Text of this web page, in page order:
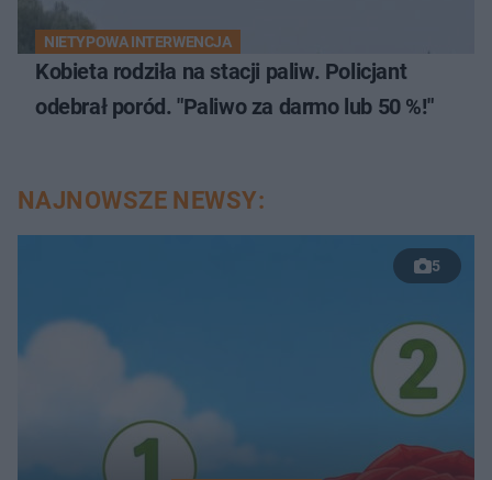
NIETYPOWA INTERWENCJA
Kobieta rodziła na stacji paliw. Policjant
odebrał poród. "Paliwo za darmo lub 50 %!"
NAJNOWSZE NEWSY:
5